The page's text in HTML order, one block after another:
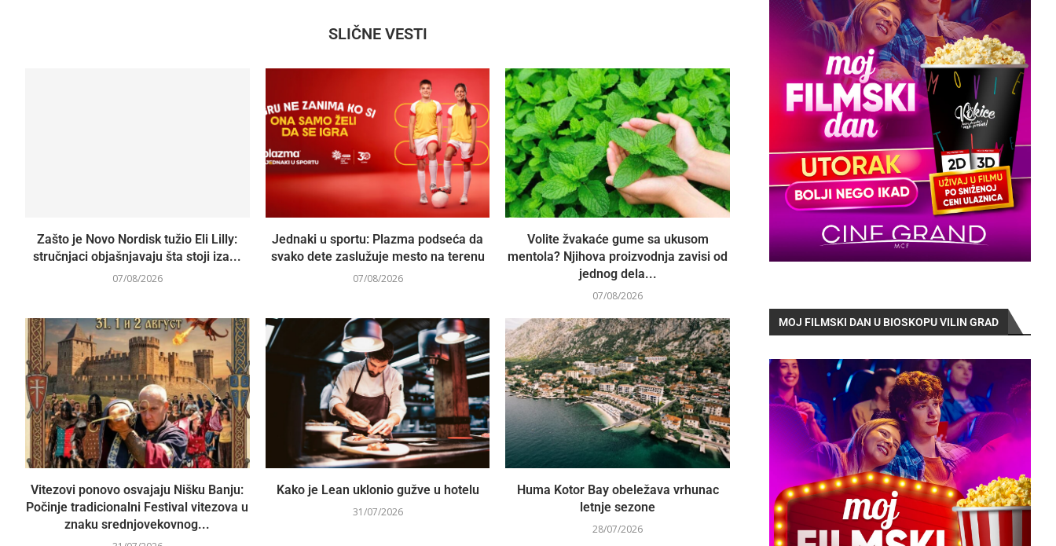
SLIČNE VESTI
Zašto je Novo Nordisk tužio Eli Lilly:
stručnjaci objašnjavaju šta stoji iza...
07/08/2026
Jednaki u sportu: Plazma podseća da
svako dete zaslužuje mesto na terenu
07/08/2026
Volite žvakaće gume sa ukusom
mentola? Njihova proizvodnja zavisi od
jednog dela...
07/08/2026
Vitezovi ponovo osvajaju Nišku Banju:
Počinje tradicionalni Festival vitezova u
znaku srednjovekovnog...
Kako je Lean uklonio gužve u hotelu
31/07/2026
Huma Kotor Bay obeležava vrhunac
letnje sezone
28/07/2026
MOJ FILMSKI DAN U BIOSKOPU VILIN GRAD